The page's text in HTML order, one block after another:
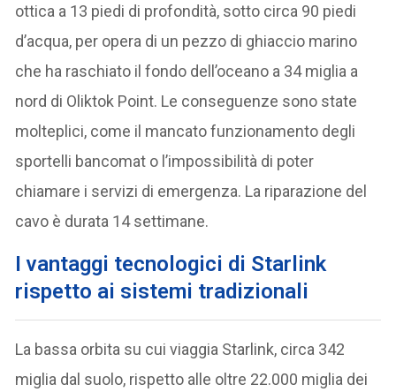
ottica a 13 piedi di profondità, sotto circa 90 piedi
d’acqua, per opera di un pezzo di ghiaccio marino
che ha raschiato il fondo dell’oceano a 34 miglia a
nord di Oliktok Point. Le conseguenze sono state
molteplici, come il mancato funzionamento degli
sportelli bancomat o l’impossibilità di poter
chiamare i servizi di emergenza. La riparazione del
cavo è durata 14 settimane.
I vantaggi tecnologici di Starlink
rispetto ai sistemi tradizionali
La bassa orbita su cui viaggia Starlink, circa 342
miglia dal suolo, rispetto alle oltre 22.000 miglia dei